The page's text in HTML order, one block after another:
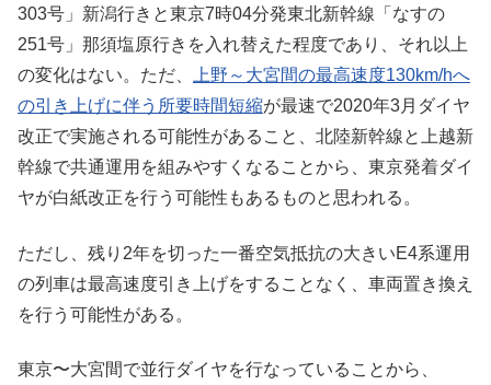
303号」新潟行きと東京7時04分発東北新幹線「なすの
251号」那須塩原行きを入れ替えた程度であり、それ以上
の変化はない。ただ、 上野～大宮間の最高速度130km/hへ
の引き上げに伴う所要時間短縮が最速で2020年3月ダイヤ
改正で実施される可能性があること、北陸新幹線と上越新
幹線で共通運用を組みやすくなることから、東京発着ダイ
ヤが白紙改正を行う可能性もあるものと思われる。
ただし、残り2年を切った一番空気抵抗の大きいE4系運用
の列車は最高速度引き上げをすることなく、車両置き換え
を行う可能性がある。
東京〜大宮間で並行ダイヤを行なっていることから、